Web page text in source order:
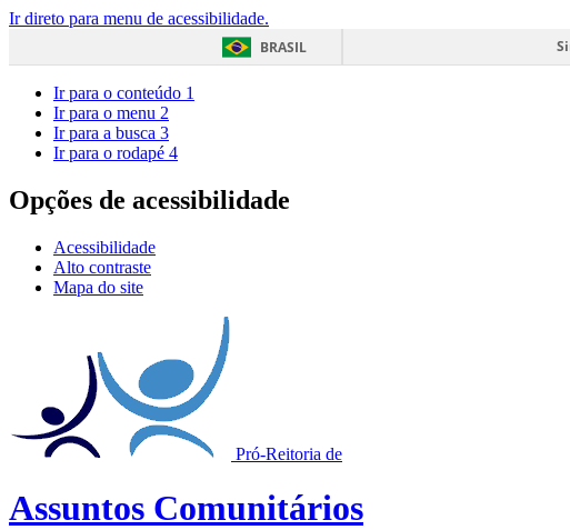
Ir direto para menu de acessibilidade.
BRASIL
Ir para o conteúdo 1
Ir para o menu 2
Ir para a busca 3
Ir para o rodapé 4
Opções de acessibilidade
Acessibilidade
Alto contraste
Mapa do site
Pró-Reitoria de
Assuntos Comunitários